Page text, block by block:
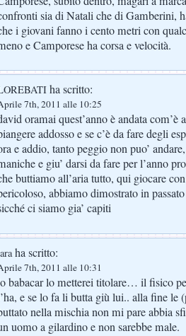
sia di Natali che di Gamberini,
i giovani fanno i cento metri con
e Camporese ha corsa e velocità.
ha scritto:
7th, 2011 alle 10:25
oramai quest’anno è andata com’è
addosso e se c’è da fare degli
e addio, tanto peggio non puo’
e giu’ darsi da fare per l’anno
buttiamo all’aria tutto, qui giocare
abbiamo dimostrato in
ci siamo gia’ capiti
ha scritto:
7th, 2011 alle 10:31
babacar lo metterei titolare… il fisico
e se lo fa li butta giù lui.. alla fine le
nella mischia non mi pare abbia
uomo a gilardino e non sarebbe male.